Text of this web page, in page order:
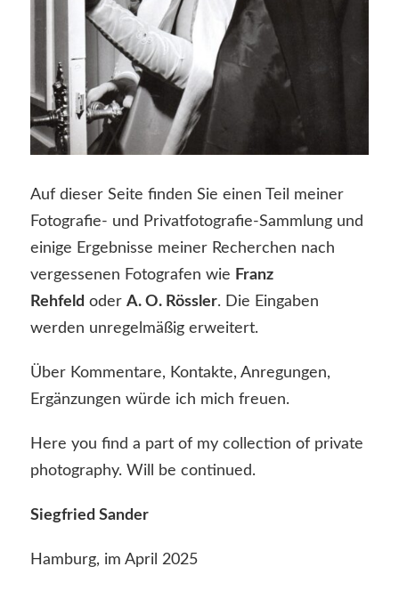
Auf dieser Seite finden Sie einen Teil meiner
Fotografie- und Privatfotografie-Sammlung und
einige Ergebnisse meiner Recherchen nach
vergessenen Fotografen wie Franz
Rehfeld oder A. O. Rössler. Die Eingaben
werden unregelmäßig erweitert.
Über Kommentare, Kontakte, Anregungen,
Ergänzungen würde ich mich freuen.
Here you find a part of my collection of private
photography. Will be continued.
Siegfried Sander
Hamburg, im April 2025